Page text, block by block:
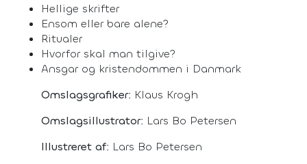
Hellige skrifter
Ensom eller bare alene?
Ritualer
Hvorfor skal man tilgive?
Ansgar og kristendommen i Danmark
Omslagsgrafiker: Klaus Krogh
Omslagsillustrator: Lars Bo Petersen
Illustreret af: Lars Bo Petersen